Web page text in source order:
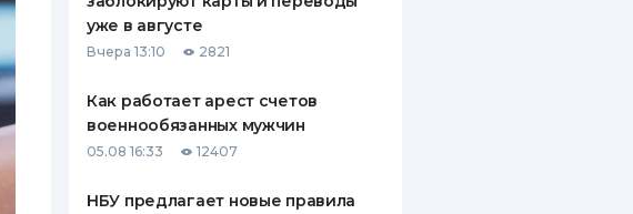
уже в августе
Вчера 13:10 2821
Как работает арест счетов
военнообязанных мужчин
05.08 16:33 12407
НБУ предлагает новые правила